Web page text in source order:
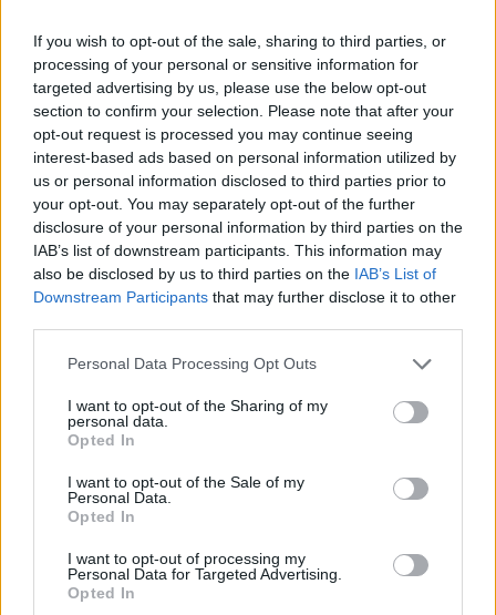
If you wish to opt-out of the sale, sharing to third parties, or
processing of your personal or sensitive information for
targeted advertising by us, please use the below opt-out
section to confirm your selection. Please note that after your
opt-out request is processed you may continue seeing
interest-based ads based on personal information utilized by
us or personal information disclosed to third parties prior to
your opt-out. You may separately opt-out of the further
disclosure of your personal information by third parties on the
IAB’s list of downstream participants. This information may
also be disclosed by us to third parties on the IAB’s List of
Downstream Participants that may further disclose it to other
Please note that this website/app uses one or more Google
not limited to your visit or usage behaviour. You may click to
grant or deny consent to Google and its third-party tags to
use your data for below specified purposes in below Google
consent section.
Personal Data Processing Opt Outs
I want to opt-out of the Sharing of my
personal data.
Opted In
I want to opt-out of the Sale of my
Personal Data.
Opted In
I want to opt-out of processing my
Personal Data for Targeted Advertising.
Opted In